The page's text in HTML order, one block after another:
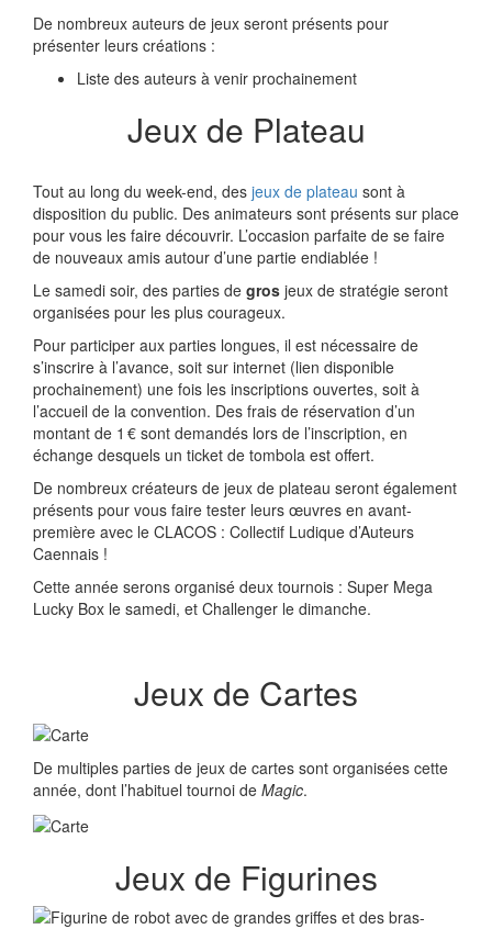
De nombreux auteurs de jeux seront présents pour
présenter leurs créations :
Liste des auteurs à venir prochainement
Jeux de Plateau
Tout au long du week-end, des jeux de plateau sont à
disposition du public. Des animateurs sont présents sur place
pour vous les faire découvrir. L’occasion parfaite de se faire
de nouveaux amis autour d’une partie endiablée !
Le samedi soir, des parties de gros jeux de stratégie seront
organisées pour les plus courageux.
Pour participer aux parties longues, il est nécessaire de
s’inscrire à l’avance, soit sur internet (lien disponible
prochainement) une fois les inscriptions ouvertes, soit à
l’accueil de la convention. Des frais de réservation d’un
montant de 1 € sont demandés lors de l’inscription, en
échange desquels un ticket de tombola est offert.
De nombreux créateurs de jeux de plateau seront également
présents pour vous faire tester leurs œuvres en avant-
première avec le CLACOS : Collectif Ludique d’Auteurs
Caennais !
Cette année serons organisé deux tournois : Super Mega
Lucky Box le samedi, et Challenger le dimanche.
Jeux de Cartes
De multiples parties de jeux de cartes sont organisées cette
année, dont l’habituel tournoi de Magic.
Jeux de Figurines